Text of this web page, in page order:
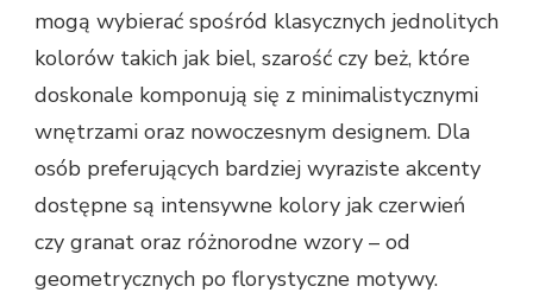
mogą wybierać spośród klasycznych jednolitych
kolorów takich jak biel, szarość czy beż, które
doskonale komponują się z minimalistycznymi
wnętrzami oraz nowoczesnym designem. Dla
osób preferujących bardziej wyraziste akcenty
dostępne są intensywne kolory jak czerwień
czy granat oraz różnorodne wzory – od
geometrycznych po florystyczne motywy.